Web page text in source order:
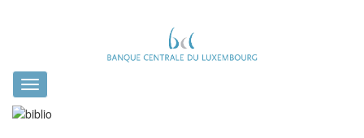
Toggle
navigation